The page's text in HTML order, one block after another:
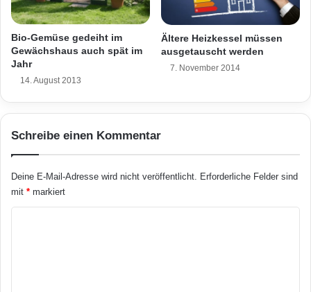
!W
h
n
e
Bio-Gemüse gedeiht im
Gewächshaus auch spät im
Jahr
14. August 2013
Ältere Heizkessel müssen
ausgetauscht werden
7. November 2014
Schreibe einen Kommentar
Deine E-Mail-Adresse wird nicht veröffentlicht. Erforderliche Felder sind
mit * markiert